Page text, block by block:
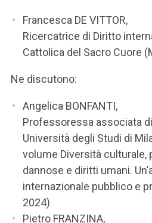
Francesca DE VITTOR,
Ricercatrice di Diritto
Cattolica del Sacro Cuore
Ne discutono:
Angelica BONFANTI,
Professoressa associata
Università degli Studi di
volume Diversità culturale,
dannose e diritti umani.
internazionale pubblico e
2024)
Pietro FRANZINA,